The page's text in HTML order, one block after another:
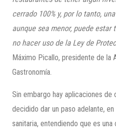
cerrado 100% y, por lo tanto,
aunque sea menor, puede
no hacer uso de la Ley de
Máximo Picallo, presidente de la
Gastronomía.
Sin embargo hay aplicaciones de
decidido dar un paso adelante,
sanitaria, entendiendo que es